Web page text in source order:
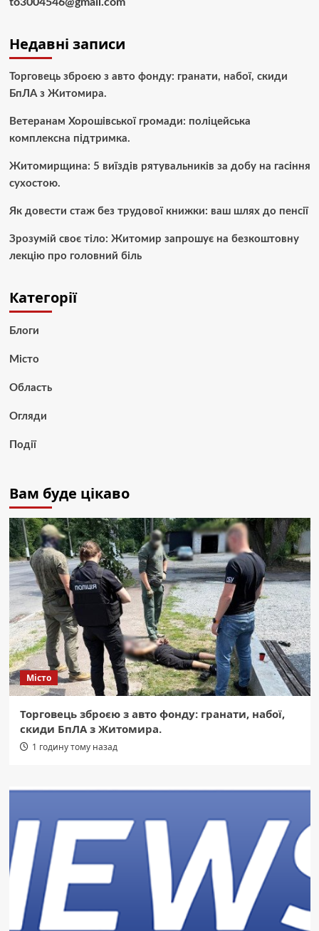
Недавні записи
Торговець зброєю з авто фонду: гранати, набої, скиди
БпЛА з Житомира.
Ветеранам Хорошівської громади: поліцейська
комплексна підтримка.
Житомирщина: 5 виїздів рятувальників за добу на гасіння
сухостою.
Як довести стаж без трудової книжки: ваш шлях до пенсії
Зрозумій своє тіло: Житомир запрошує на безкоштовну
лекцію про головний біль
Категорії
Блоги
Місто
Область
Огляди
Події
Вам буде цікаво
Місто
Торговець зброєю з авто фонду: гранати, набої,
скиди БпЛА з Житомира.
1 годину тому назад